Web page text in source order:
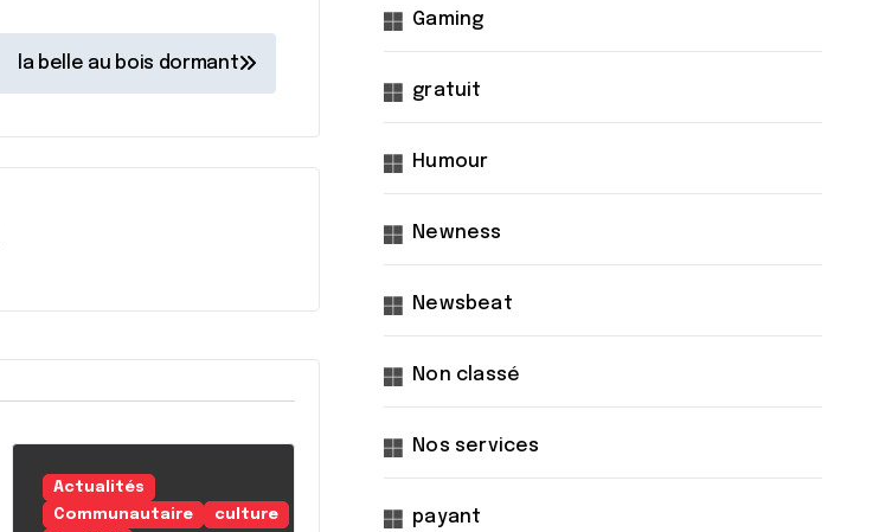
la belle au bois dormant
Actualités
Communautaire
culture
Gaming
gratuit
Humour
Newness
Newsbeat
Non classé
Nos services
payant